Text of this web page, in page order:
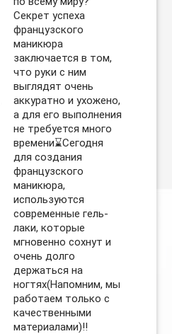
Секрет успеха
французского
маникюра
заключается в том,
что руки с ним
выглядят очень
аккуратно и ухожено,
а для его выполнения
не требуется много
времени⌛️Сегодня
для создания
французского
маникюра,
используются
современные гель-
лаки, которые
мгновенно сохнут и
очень долго
держаться на
ногтях(Напомним, мы
работаем только с
качественными
материалами)‼️